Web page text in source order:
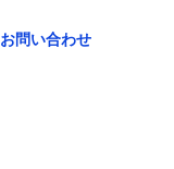
お問い合わせ